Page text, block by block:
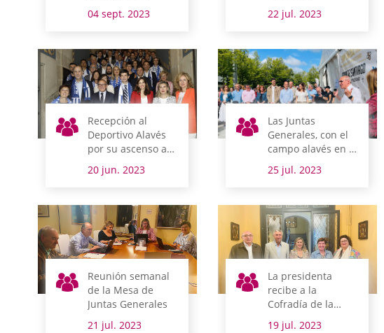
Neiker a la mejora
la preservación del
Medio Ambiente y
la seguridad
alimentaria en su
25 aniversario
04 sept. 2023
22 jul. 2023
Recepción al
Deportivo Alavés
por su ascenso a
20 jun. 2023
Las Juntas
Generales, con el
campo alavés en el
25 jul. 2023
Reunión semanal
de la Mesa de
Juntas Generales
21 jul. 2023
La presidenta
recibe a la
Cofradía de la
Virgen Blanca
19 jul. 2023